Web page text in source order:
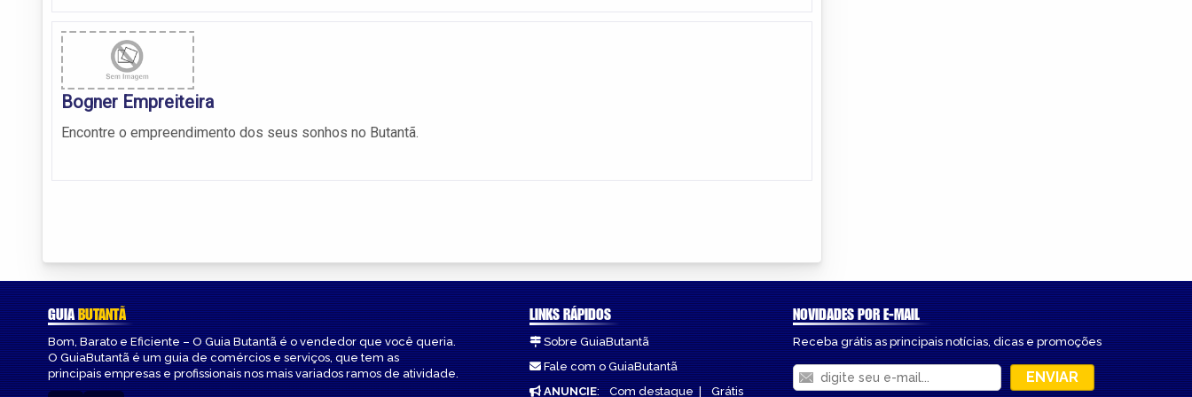
Bogner Empreiteira
Encontre o empreendimento dos seus sonhos no Butantã.
GUIABUTANTÃ
Bom, Barato e Eficiente – O Guia Butantã é o vendedor que você queria.
O GuiaButantã é um guia de comércios e serviços, que tem as
principais empresas e profissionais nos mais variados ramos de atividade.
LINKS RÁPIDOS
Sobre GuiaButantã
Fale com o GuiaButantã
ANUNCIE: Com destaque| Grátis
NOVIDADES POR E-MAIL
Receba grátis as principais notícias, dicas e promoções